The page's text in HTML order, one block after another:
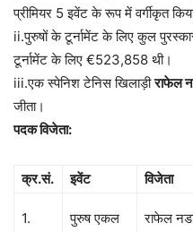
प्रीमियर 5 इवेंट के रूप में वर्गीकृत
ii.पुरुषों के टूर्नामेंट के लिए कुल
टूर्नामेंट के लिए €523,858 थी।
iii.एक स्पेनिश टेनिस खिलाड़ीराफेल
जीता।
पदक विजेता:
क्र.सं. इवेंट विजेता
1. पुरुष एकल राफेल